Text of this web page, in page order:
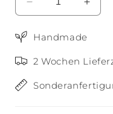
Decrease
quantity
for
|
Handmade
2 Wochen